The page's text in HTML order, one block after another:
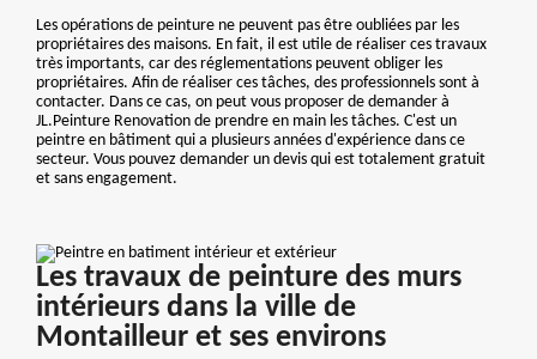
Les opérations de peinture ne peuvent pas être oubliées par les
propriétaires des maisons. En fait, il est utile de réaliser ces travaux
très importants, car des réglementations peuvent obliger les
propriétaires. Afin de réaliser ces tâches, des professionnels sont à
contacter. Dans ce cas, on peut vous proposer de demander à
JL.Peinture Renovation de prendre en main les tâches. C'est un
peintre en bâtiment qui a plusieurs années d'expérience dans ce
secteur. Vous pouvez demander un devis qui est totalement gratuit
et sans engagement.
Les travaux de peinture des murs
intérieurs dans la ville de
Montailleur et ses environs